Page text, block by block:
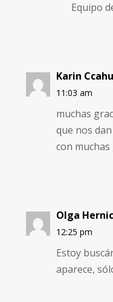
Equipo
Karin
11:03 am
muchas
que nos
con
Olga
12:25 pm
Estoy
aparece,